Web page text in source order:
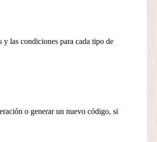
y las condiciones para cada tipo de
o generar un nuevo código, si